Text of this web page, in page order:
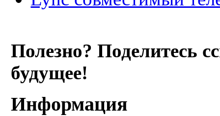
Полезно? Поделитесь
будущее!
Информация